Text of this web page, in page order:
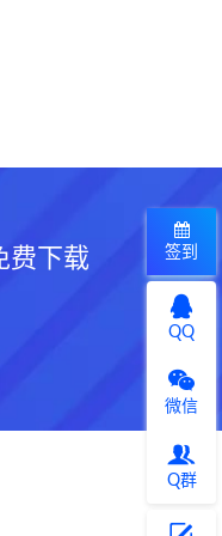
费下载 签到
QQ
微信
Q群